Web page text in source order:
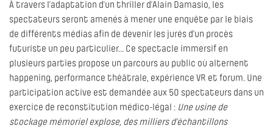
À travers l’adaptation d’un thriller d’Alain Damasio, les
spectateurs seront amenés à mener une enquête par le biais
de différents médias afin de devenir les jurés d’un procès
futuriste un peu particulier… Ce spectacle immersif en
plusieurs parties propose un parcours au public où alternent
happening, performance théâtrale, expérience VR et forum. Une
participation active est demandée aux 50 spectateurs dans un
exercice de reconstitution médico-légal : Une usine de
stockage mémoriel explose, des milliers d’échantillons